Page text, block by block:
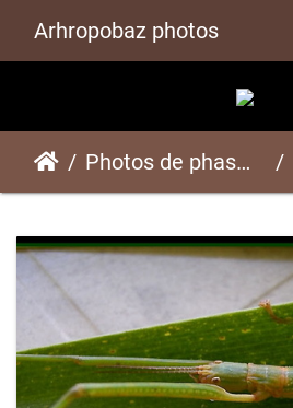
Arhropobaz photos
Photos de phasmes351 espèces